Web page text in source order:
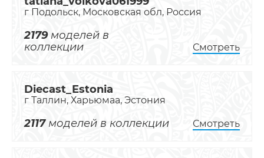
г Подольск, Московская обл, Россия
2179моделей в
коллекции
Смотреть
Diecast_Estonia
г Таллин, Харьюмаа, Эстония
2117моделей в коллекции Смотреть